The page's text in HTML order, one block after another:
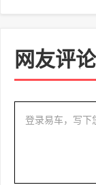
网友评论
登录易车，写下